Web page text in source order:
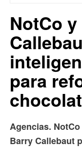
NotCo
para
Agencias.
Barry Callebaut